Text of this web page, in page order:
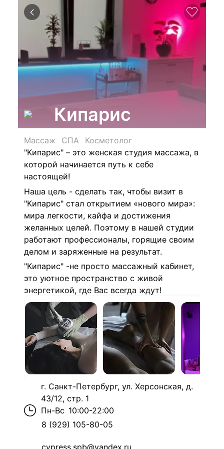
Кипарис
Массаж СПА
Косметолог
"Кипарис" – это женская студия массажа, в
которой начинается путь к себе
настоящей!
Наша цель - сделать так, чтобы визит в
"Кипарис" стал открытием «нового мира»:
мира легкости, кайфа и достижения
желанных целей. Поэтому в нашей студии
работают профессионалы, горящие своим
делом и заряженные на результат.
"Кипарис" -не просто массажный кабинет,
это уютное пространство с живой
энергетикой, где Вас всегда ждут!
г. Санкт-Петербург, ул. Херсонская, д.
43/12, стр. 1
Пн-Вс 10:00-22:00
8 (929) 105-80-05